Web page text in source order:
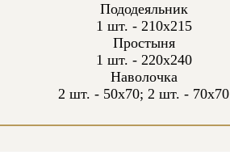
Пододеяльник
1 шт. - 210х215
Простыня
1 шт. - 220х240
Наволочка
2 шт. - 50х70; 2 шт. - 70х70